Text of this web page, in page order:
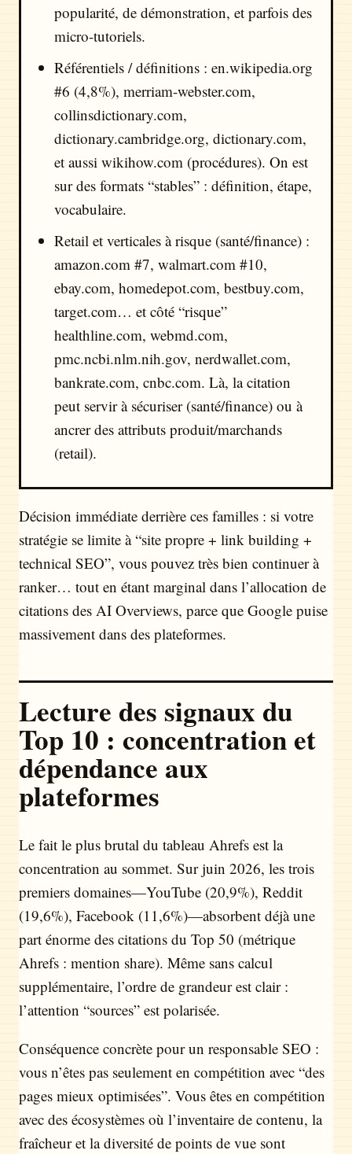
popularité, de démonstration, et parfois des
micro-tutoriels.
Référentiels / définitions : en.wikipedia.org
#6 (4,8%), merriam-webster.com,
collinsdictionary.com,
dictionary.cambridge.org, dictionary.com,
et aussi wikihow.com (procédures). On est
sur des formats “stables” : définition, étape,
vocabulaire.
Retail et verticales à risque (santé/finance) :
amazon.com #7, walmart.com #10,
ebay.com, homedepot.com, bestbuy.com,
target.com… et côté “risque”
healthline.com, webmd.com,
pmc.ncbi.nlm.nih.gov, nerdwallet.com,
bankrate.com, cnbc.com. Là, la citation
peut servir à sécuriser (santé/finance) ou à
ancrer des attributs produit/marchands
(retail).
Décision immédiate derrière ces familles : si votre
stratégie se limite à “site propre + link building +
technical SEO”, vous pouvez très bien continuer à
ranker… tout en étant marginal dans l’allocation de
citations des AI Overviews, parce que Google puise
massivement dans des plateformes.
Lecture des signaux du
Top 10 : concentration et
dépendance aux
plateformes
Le fait le plus brutal du tableau Ahrefs est la
concentration au sommet. Sur juin 2026, les trois
premiers domaines—YouTube (20,9%), Reddit
(19,6%), Facebook (11,6%)—absorbent déjà une
part énorme des citations du Top 50 (métrique
Ahrefs : mention share). Même sans calcul
supplémentaire, l’ordre de grandeur est clair :
l’attention “sources” est polarisée.
Conséquence concrète pour un responsable SEO :
vous n’êtes pas seulement en compétition avec “des
pages mieux optimisées”. Vous êtes en compétition
avec des écosystèmes où l’inventaire de contenu, la
fraîcheur et la diversité de points de vue sont